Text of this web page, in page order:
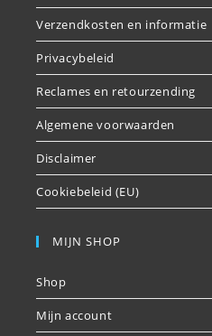
Verzendkosten en informatie
Privacybeleid
Reclames en retourzending
Algemene voorwaarden
Disclaimer
Cookiebeleid (EU)
MIJN SHOP
Shop
Mijn account